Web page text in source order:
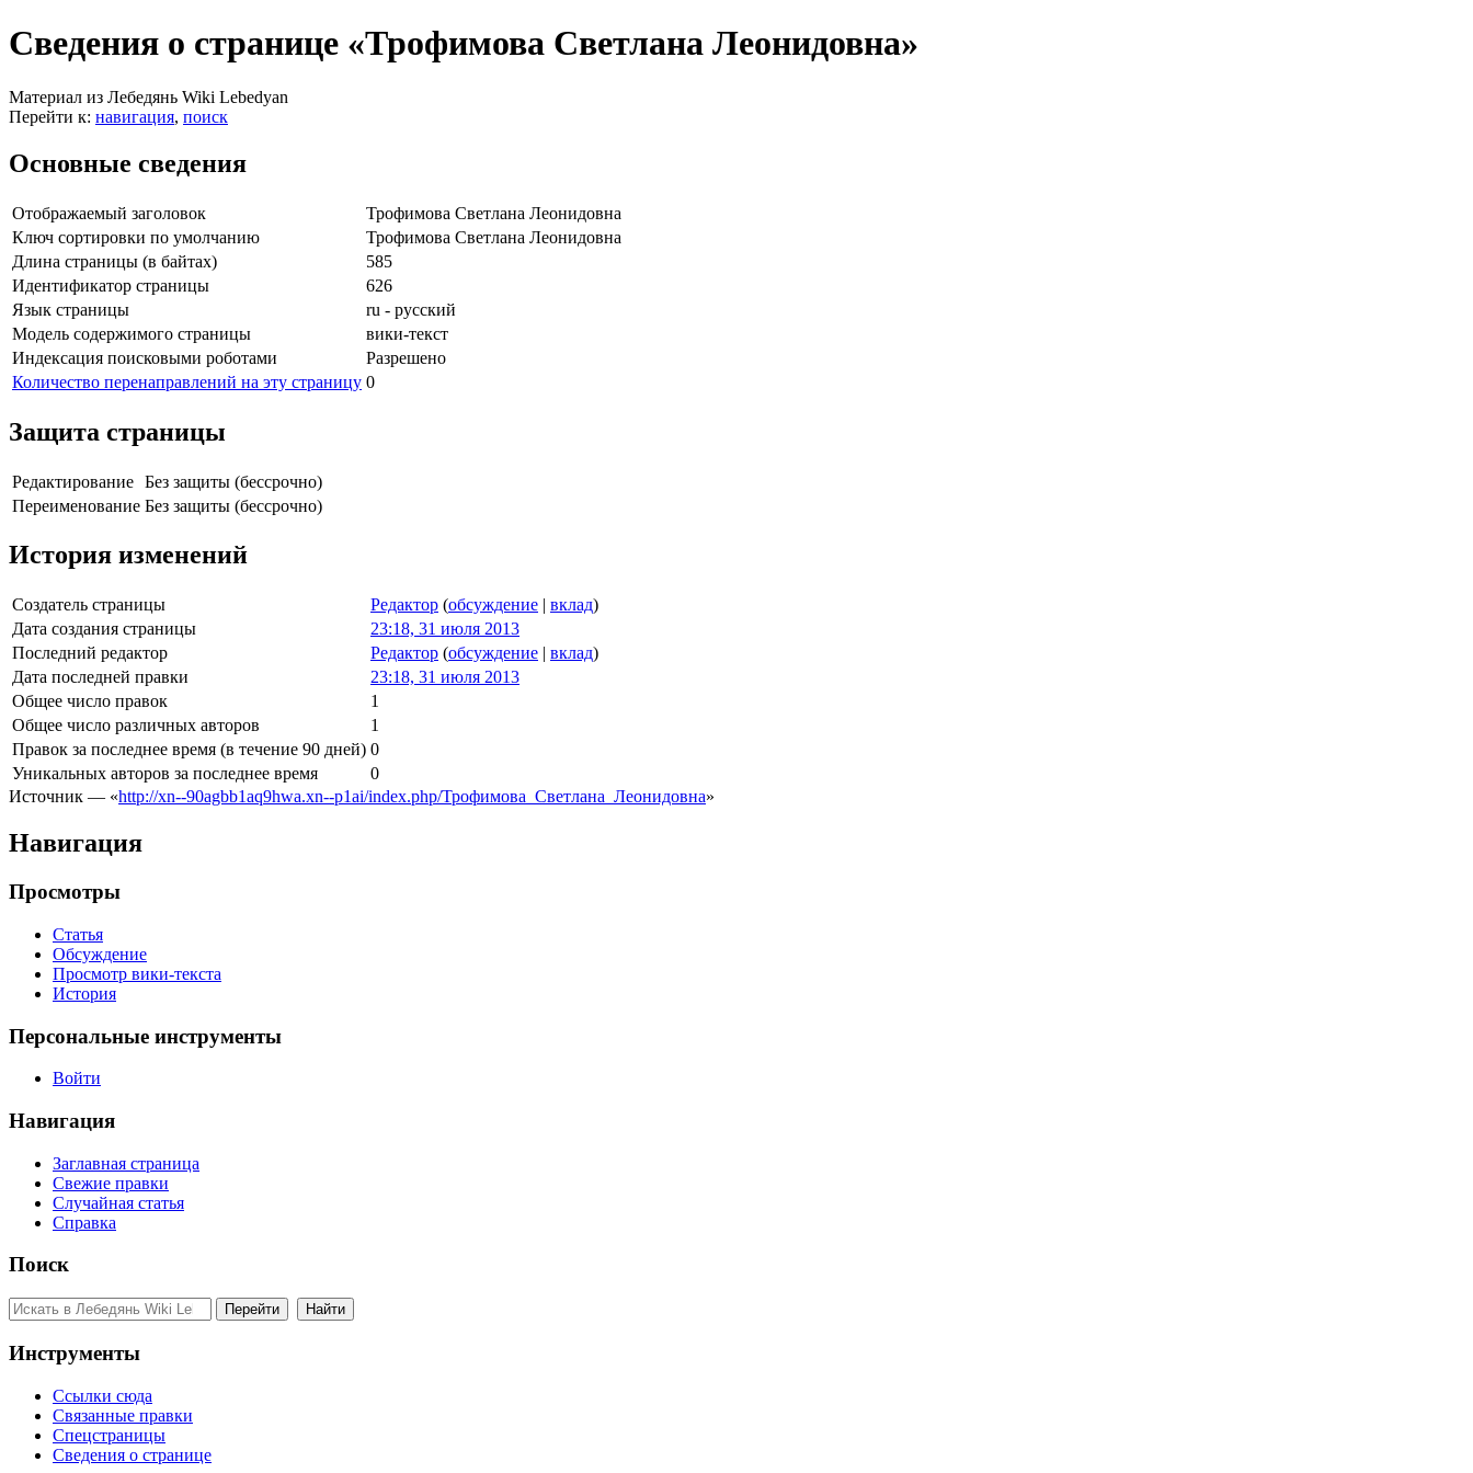
Сведения о странице «Трофимова Светлана Леонидовна»
Материал из Лебедянь Wiki Lebedyan
Перейти к: навигация, поиск
Основные сведения
Отображаемый заголовок
Трофимова Светлана Леонидовна
Ключ сортировки по умолчанию
Трофимова Светлана Леонидовна
Длина страницы (в байтах)
585
Идентификатор страницы
626
Язык страницы
ru - русский
Модель содержимого страницы
вики-текст
Индексация поисковыми роботами
Разрешено
Количество перенаправлений на эту страницу 0
Защита страницы
Редактирование Без защиты (бессрочно)
Переименование Без защиты (бессрочно)
История изменений
Создатель страницы Редактор (обсуждение | вклад)
Дата создания страницы
23:18, 31 июля 2013
Последний редактор
Редактор (обсуждение | вклад)
Дата последней правки
23:18, 31 июля 2013
Общее число правок
1
Общее число различных авторов
1
Правок за последнее время (в течение 90 дней) 0
Уникальных авторов за последнее время
0
Источник — «http://xn--90agbb1aq9hwa.xn--p1ai/index.php/Трофимова_Светлана_Леонидовна»
Навигация
Просмотры
Статья
Обсуждение
Просмотр вики-текста
История
Персональные инструменты
Войти
Навигация
Заглавная страница
Свежие правки
Случайная статья
Справка
Поиск
Инструменты
Ссылки сюда
Связанные правки
Спецстраницы
Сведения о странице